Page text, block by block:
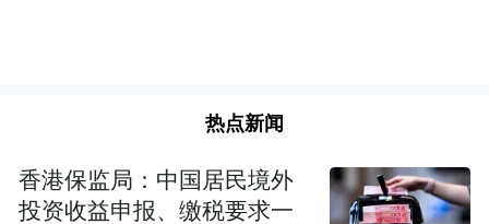
中国规模最大、演出时长最长的戏剧聚落群
之一。项目以厚重深远的中原文化为题材，
以戏剧艺术为手段，结合数字技术赋能文旅
热点新闻
香港保监局：中国居民境外
投资收益申报、缴税要求一